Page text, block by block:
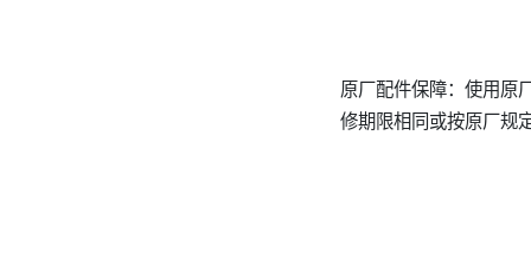
原厂配件保障：使用原
修期限相同或按原厂规